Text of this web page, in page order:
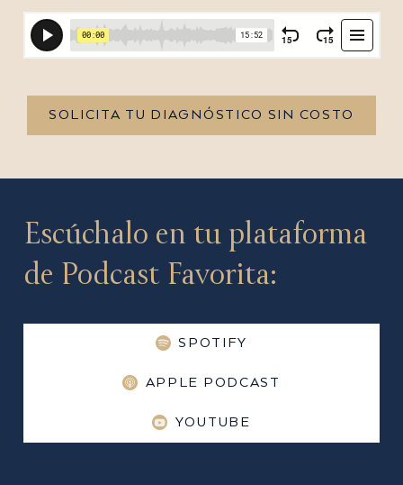
SOLICITA TU DIAGNÓSTICO SIN COSTO
Escúchalo en tu plataforma
de Podcast Favorita:
SPOTIFY
APPLE PODCAST
YOUTUBE